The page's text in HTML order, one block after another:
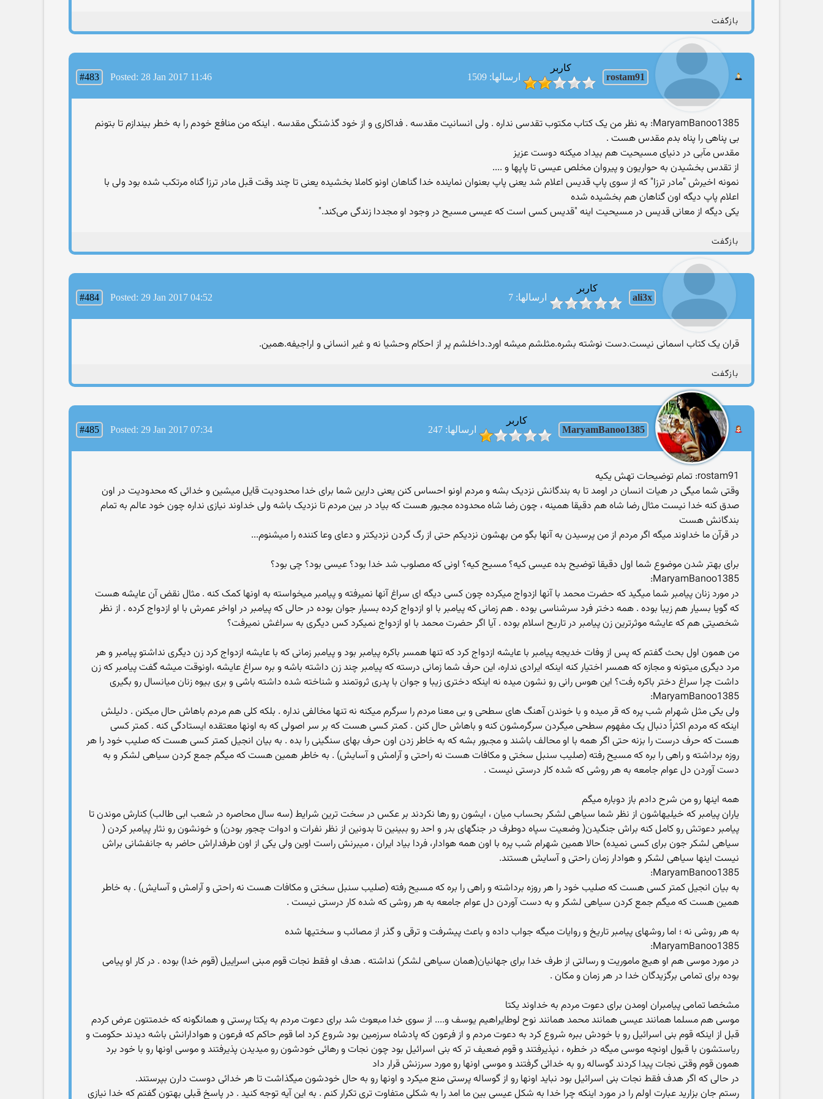
بازگفت
rostam91
کاربر
ارسالها: 1509
#483 Posted: 28 Jan 2017 11:46
MaryamBanoo1385: به نظر من یک کتاب مکتوب تقدسی نداره . ولی انسانیت مقدسه . فداکاری و از خود گذشتگی مقدسه . اینکه من منافع خودم را به خطر بیندازم تا بتونم
بی پناهی را پناه بدم مقدس هست .
مقدس مآبی در دنیای مسیحیت هم بیداد میکنه دوست عزیز
از تقدس بخشیدن به حواریون و پیروان مخلص عیسی تا پاپها و ....
نمونه اخیرش "مادر ترزا" که از سوی پاپ قدیس اعلام شد یعنی پاپ بعنوان نماینده خدا گناهان اونو کاملا بخشیده یعنی تا چند وقت قبل مادر ترزا گناه مرتکب شده بود ولی با
اعلام پاپ دیگه اون گناهان هم بخشیده شده
یکی دیگه از معانی قدیس در مسیحیت اینه "قدیس کسی است که عیسی مسیح در وجود او مجددا زندگی می‌کند."
بازگفت
ali3x
کاربر
ارسالها: 7
#484 Posted: 29 Jan 2017 04:52
قران یک کتاب اسمانی نیست.دست نوشته بشره.مثلشم میشه اورد.داخلشم پر از احکام وحشیا نه و غیر انسانی و اراجیفه.همین.
بازگفت
MaryamBanoo1385
کاربر
ارسالها: 247
#485 Posted: 29 Jan 2017 07:34
rostam91: تمام توضیحات تهش یکیه
وقتی شما میگی در هیات انسان در اومد تا به بندگانش نزدیک بشه و مردم اونو احساس کنن یعنی دارین شما برای خدا محدودیت قایل میشین و خدائی که محدودیت در اون
صدق کنه خدا نیست مثال رضا شاه هم دقیقا همینه ، چون رضا شاه محدوده مجبور هست که بیاد در بین مردم تا نزدیک باشه ولی خداوند نیازی نداره چون خود عالم به تمام
بندگانش هست
در قرآن ما خداوند میگه اگر مردم از من پرسیدن به آنها بگو من بهشون نزدیکم حتی از رگ گردن نزدیکتر و دعای وعا کننده را میشنوم...
برای بهتر شدن موضوع شما اول دقیقا توضیح بده عیسی کیه؟ مسیح کیه؟ اونی که مصلوب شد خدا بود؟ عیسی بود؟ چی بود؟
MaryamBanoo1385:
در مورد زنان پیامبر شما میگید که حضرت محمد با آنها ازدواج میکرده چون کسی دیگه ای سراغ آنها نمیرفته و پیامبر میخواسته به اونها کمک کنه . مثال نقض آن عایشه هست
که گویا بسیار هم زیبا بوده . همه دختر فرد سرشناسی بوده . هم زمانی که پیامبر با او ازدواج کرده بسیار جوان بوده در حالی که پیامبر در اواخر عمرش با او ازدواج کرده . از نظر
شخصیتی هم که عایشه موثرترین زن پیامبر در تاریح اسلام بوده . آیا اگر حضرت محمد با او ازدواج نمیکرد کس دیگری به سراغش نمیرفت؟
من همون اول بحث گفتم که پس از وفات خدیجه پیامبر با عایشه ازدواج کرد که تنها همسر باکره پیامبر بود و پیامبر زمانی که با عایشه ازدواج کرد زن دیگری نداشتو پیامبر و هر
مرد دیگری میتونه و مجازه که همسر اختیار کنه اینکه ایرادی نداره، این حرف شما زمانی درسته که پیامبر چند زن داشته باشه و بره سراغ عایشه ،‌اونوقت میشه گفت پیامبر که زن
داشت چرا سراغ دختر باکره رفت؟ این هوس رانی رو نشون میده نه اینکه دختری زیبا و جوان با پدری ثروتمند و شناخته شده داشته باشی و بری بیوه زنان میانسال رو بگیری
MaryamBanoo1385:
ولی یکی مثل شهرام شب پره که قر میده و با خوندن آهنگ های سطحی و بی معنا مردم را سرگرم میکنه نه تنها مخالفی نداره . بلکه کلی هم مردم باهاش حال میکنن . دلیلش
اینکه که مردم اکثراً دنبال یک مفهوم سطحی میگردن سرگرمشون کنه و باهاش حال کنن . کمتر کسی هست که بر سر اصولی که به اونها معتقده ایستادگی کنه . کمتر کسی
هست که حرف درست را بزنه حتی اگر همه با او محالف باشند و مجبور بشه که به خاطر زدن اون حرف بهای سنگینی را بده . به بیان انجیل کمتر کسی هست که صلیب خود را هر
روزه برداشته و راهی را بره که مسیح رفته (صلیب سنبل سختی و مکافات هست نه راحتی و آرامش و آسایش) . به خاطر همین هست که میگم جمع کردن سیاهی لشکر و به
دست آوردن دل عوام جامعه به هر روشی که شده کار درستی نیست .
همه اینها رو من شرح دادم باز دوباره میگم
یاران پیامبر که خیلیهاشون از نظر شما سیاهی لشکر بحساب میان ، ایشون رو رها نکردند بر عکس در سخت ترین شرایط (سه سال محاصره در شعب ابی طالب) کنارش موندن تا
پیامبر دعوتش رو کامل کنه براش جنگیدن( وضعیت سپاه دوطرف در جنگهای بدر و احد رو ببینین تا بدونین از نظر نفرات و ادوات چجور بودن) و خونشون رو نثار پیامبر کردن (
سیاهی لشکر جون برای کسی نمیده) حالا همین شهرام شب پره با اون همه هوادار، فردا بیاد ایران ، میبرنش راست اوین ولی یکی از اون طرفداراش حاضر به جانفشانی براش
نیست اینها سیاهی لشکر و هوادار زمان راحتی و آسایش هستند.
MaryamBanoo1385:
به بیان انجیل کمتر کسی هست که صلیب خود را هر روزه برداشته و راهی را بره که مسیح رفته (صلیب سنبل سختی و مکافات هست نه راحتی و آرامش و آسایش) . به خاطر
همین هست که میگم جمع کردن سیاهی لشکر و به دست آوردن دل عوام جامعه به هر روشی که شده کار درستی نیست .
به هر روشی نه ؛ اما روشهای پیامبر تاریخ و روایات میگه جواب داده و باعث پیشرفت و ترقی و گذر از مصائب و سختیها شده
MaryamBanoo1385:
در مورد موسی هم او هیچ ماموریت و رسالتی از طرف خدا برای جهانیان(همان سیاهی لشکر) نداشته . هدف او فقط نجات قوم مبنی اسراِییل (قوم خدا) بوده . در کار او پیامی
بوده برای تمامی برگزیدگان خدا در هر زمان و مکان .
مشخصا تمامی پیامبران اومدن برای دعوت مردم به خداوند یکتا
موسی هم مسلما همانند عیسی همانند محمد همانند نوح لوطایراهیم یوسف و.... از سوی خدا مبعوث شد برای دعوت مردم به یکتا پرستی و همانگونه که خدمتتون عرض کردم
قبل از اینکه قوم بنی اسرائیل رو با خودش ببره شروع کرد به دعوت مردم و از فرعون که پادشاه سرزمین بود شروع کرد اما قوم حاکم که فرعون و هوادارانش باشه دیدند حکومت و
ریاستشون با قبول اونچه موسی میگه در خطره ، نپذیرفتند و قوم ضعیف تر که بنی اسرائیل بود چون نجات و رهائی خودشون رو میدیدن پذیرفتند و موسی اونها رو با خود برد
همون قوم وقتی نجات پیدا کردند گوساله رو به خدائی گرفتند و موسی اونها رو مورد سرزنش قرار داد
در حالی که اگر هدف فقط نجات بنی اسرائیل بود نباید اونها رو از گوساله پرستی منع میکرد و اونها رو به حال خودشون میگذاشت تا هر خدائی دوست دارن بپرستند.
رستم جان بزارید عبارت اولم را در مورد اینکه چرا خدا به شکل عیسی بین ما امد را به شکلی متفاوت تری تکرار کنم . به این آیه توجه کنید . در پاسخ قبلی بهتون گفتم که خدا نیازی